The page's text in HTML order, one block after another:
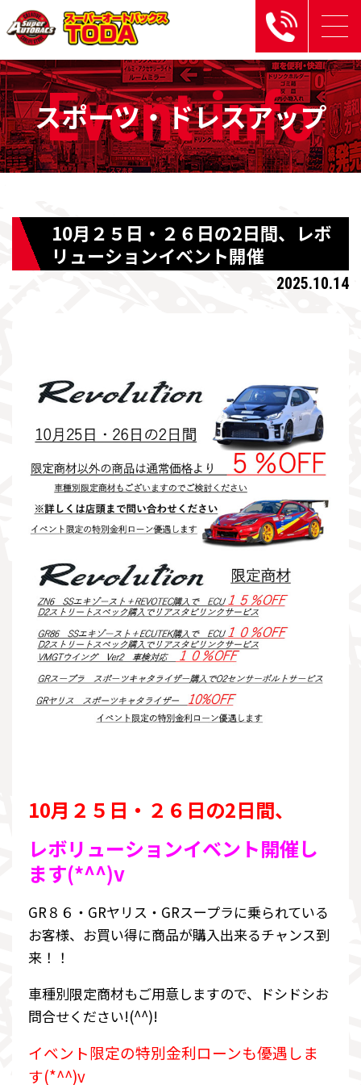
Eventinfo
スポーツ・ドレスアップ
10月２５日・２６日の2日間、レボ
リューションイベント開催
2025.10.14
10月２５日・２６日の2日間、
レボリューションイベント開催し
ます(*^^)v
GR８６・GRヤリス・GRスープラに乗られている
お客様、お買い得に商品が購入出来るチャンス到
来！！
車種別限定商材もご用意しますので、ドシドシお
問合せください!(^^)!
イベント限定の特別金利ローンも優遇しま
す(*^^)v